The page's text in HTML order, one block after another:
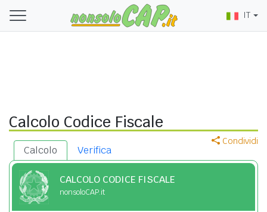
IT
Calcolo Codice Fiscale
Condividi
Calcolo Verifica
CALCOLO CODICE FISCALE
nonsoloCAP.it